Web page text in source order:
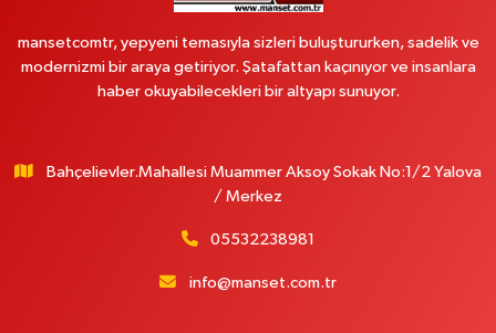
mansetcomtr, yepyeni temasıyla sizleri buluştururken, sadelik ve
modernizmi bir araya getiriyor. Şatafattan kaçınıyor ve insanlara
haber okuyabilecekleri bir altyapı sunuyor.
Bahçelievler.Mahallesi Muammer Aksoy Sokak No:1/2 Yalova
/ Merkez
05532238981
info@manset.com.tr